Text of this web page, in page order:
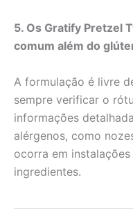
5. Os Gratify Pretzel
comum além do
A formulação é livre
sempre verificar o
informações
alérgenos, como
ocorra em
ingredientes.